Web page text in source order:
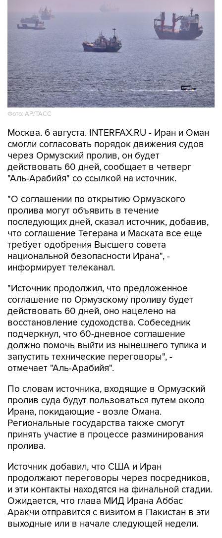
Фото: AP/ТАСС
Москва. 6 августа. INTERFAX.RU - Иран и Оман
смогли согласовать порядок движения судов
через Ормузский пролив, он будет
действовать 60 дней, сообщает в четверг
"Аль-Арабийя" со ссылкой на источник.
"О соглашении по открытию Ормузского
пролива могут объявить в течение
последующих дней, сказал источник, добавив,
что соглашение Тегерана и Маската все еще
требует одобрения Высшего совета
национальной безопасности Ирана", -
информирует телеканал.
"Источник продолжил, что предложенное
соглашение по Ормузскому проливу будет
действовать 60 дней, оно нацелено на
восстановление судоходства. Собеседник
подчеркнул, что 60-дневное соглашение
должно помочь выйти из нынешнего тупика и
запустить технические переговоры", -
отмечает "Аль-Арабийя".
По словам источника, входящие в Ормузский
пролив суда будут пользоваться путем около
Ирана, покидающие - возле Омана.
Региональные государства также смогут
принять участие в процессе разминирования
пролива.
Источник добавил, что США и Иран
продолжают переговоры через посредников,
и эти контакты находятся на финальной стадии.
Ожидается, что глава МИД Ирана Аббас
Аракчи отправится с визитом в Пакистан в эти
выходные или в начале следующей недели.